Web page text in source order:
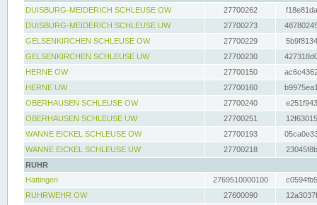
DUISBURG-MEIDERICH SCHLEUSE OW
27700262
DUISBURG-MEIDERICH SCHLEUSE UW
27700273
GELSENKIRCHEN SCHLEUSE OW
27700229
GELSENKIRCHEN SCHLEUSE UW
27700230
HERNE OW
27700150
HERNE UW
27700160
OBERHAUSEN SCHLEUSE OW
27700240
OBERHAUSEN SCHLEUSE UW
27700251
WANNE EICKEL SCHLEUSE OW
27700193
WANNE EICKEL SCHLEUSE UW
27700218
RUHR
Hattingen
2769510000100
RUHRWEHR OW
27600090